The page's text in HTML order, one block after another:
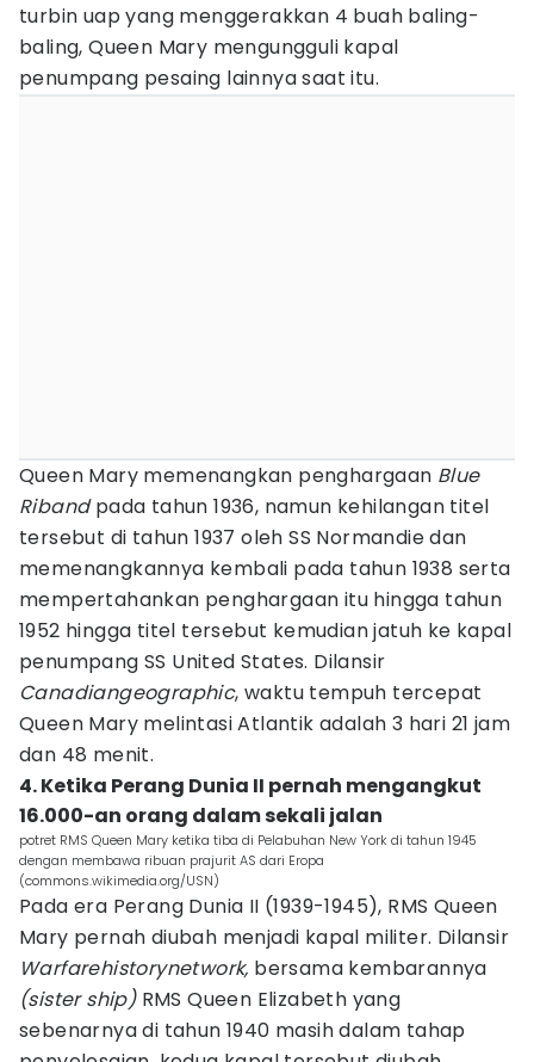
turbin uap yang menggerakkan 4 buah baling-
baling, Queen Mary mengungguli kapal
penumpang pesaing lainnya saat itu.
Queen Mary memenangkan penghargaan Blue
Ribandpada tahun 1936, namun kehilangan titel
tersebut di tahun 1937 oleh SS Normandie dan
memenangkannya kembali pada tahun 1938 serta
mempertahankan penghargaan itu hingga tahun
1952 hingga titel tersebut kemudian jatuh ke kapal
penumpang SS United States. Dilansir
Canadiangeographic, waktu tempuh tercepat
Queen Mary melintasi Atlantik adalah 3 hari 21 jam
dan 48 menit.
4. Ketika Perang Dunia II pernah mengangkut
16.000-an orang dalam sekali jalan
potret RMS Queen Mary ketika tiba di Pelabuhan New York di tahun 1945
dengan membawa ribuan prajurit AS dari Eropa
(commons.wikimedia.org/USN)
Pada era Perang Dunia II (1939-1945), RMS Queen
Mary pernah diubah menjadi kapal militer. Dilansir
Warfarehistorynetwork, bersama kembarannya
(sister ship)RMS Queen Elizabeth yang
sebenarnya di tahun 1940 masih dalam tahap